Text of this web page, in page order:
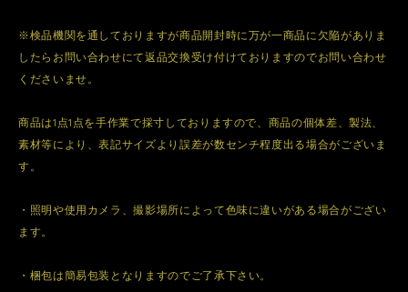
※検品機関を通しておりますが商品開封時に万が一商品に欠陥がありま
したらお問い合わせにて返品交換受け付けておりますのでお問い合わせ
くださいませ。
商品は1点1点を手作業で採寸しておりますので、商品の個体差、製法、
素材等により、表記サイズより誤差が数センチ程度出る場合がございま
す。
・照明や使用カメラ、撮影場所によって色味に違いがある場合がござい
ます。
・梱包は簡易包装となりますのでご了承下さい。